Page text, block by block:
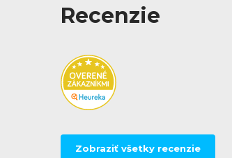
Recenzie
Zobraziť všetky recenzie